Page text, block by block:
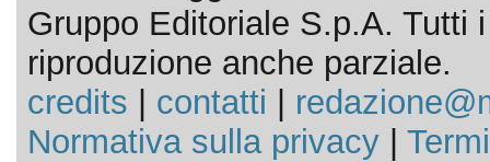
Gruppo Editoriale S.p.A. Tutti
riproduzione anche parziale.
credits
contatti
Normativa sulla privacy|